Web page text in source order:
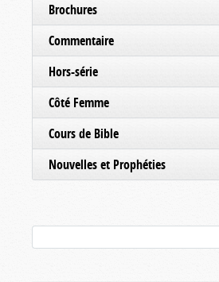
Brochures
Commentaire
Hors-série
Côté Femme
Cours de Bible
Nouvelles et Prophéties